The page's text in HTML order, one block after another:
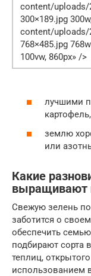
content/uploads/
300×189.jpg
content/uploads/
768×485.jpg
100vw, 860px» />
лучшими
землю
или
Какие
выращивают
Свежую зелень
заботится о
обеспечить
подбирают сорта
теплиц,
использованием